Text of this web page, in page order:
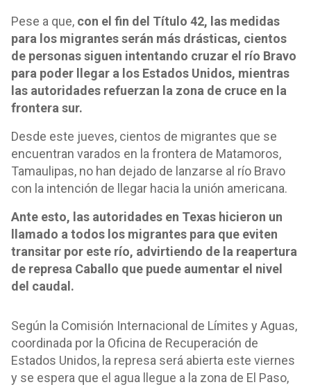
Pese a que, con el fin del Título 42, las medidas
para los migrantes serán más drásticas, cientos
de personas siguen intentando cruzar el río Bravo
para poder llegar a los Estados Unidos, mientras
las autoridades refuerzan la zona de cruce en la
frontera sur.
Desde este jueves, cientos de migrantes que se
encuentran varados en la frontera de Matamoros,
Tamaulipas, no han dejado de lanzarse al río Bravo
con la intención de llegar hacia la unión americana.
Ante esto, las autoridades en Texas hicieron un
llamado a todos los migrantes para que eviten
transitar por este río, advirtiendo de la reapertura
de represa Caballo que puede aumentar el nivel
del caudal.
Según la Comisión Internacional de Límites y Aguas,
coordinada por la Oficina de Recuperación de
Estados Unidos, la represa será abierta este viernes
y se espera que el agua llegue a la zona de El Paso,